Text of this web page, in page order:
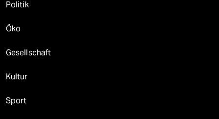
Politik
Öko
Gesellschaft
Kultur
Sport